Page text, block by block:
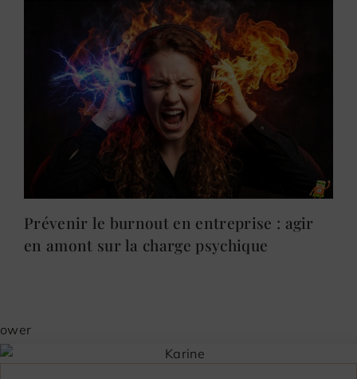
Prévenir le burnout en entreprise : agir
en amont sur la charge psychique